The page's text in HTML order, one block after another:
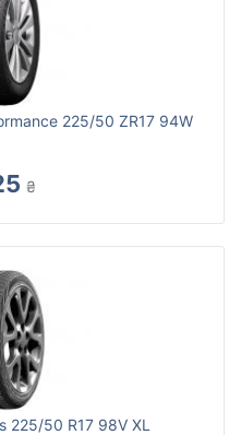
225/50 ZR17 94W
₴
225/50 R17 98V XL